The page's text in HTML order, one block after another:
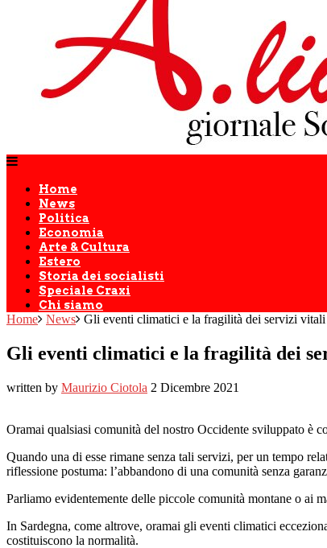
Home
News
Politica
Economia
Arte & Cultura
Estero
Storia dei socialisti
Speciale Craxi
Chi siamo
Home News Gli eventi climatici e la fragilità dei servizi vitali
Gli eventi climatici e la fragilità dei
written by Maurizio Ciotola 2 Dicembre 2021
Oramai qualsiasi comunità del nostro Occidente sviluppato è
Quando una di esse rimane senza tali servizi, per un tempo
riflessione postuma: l’abbandono di una comunità senza
Parliamo evidentemente delle piccole comunità montane o ai
In Sardegna, come altrove, oramai gli eventi climatici
costituiscono la normalità.